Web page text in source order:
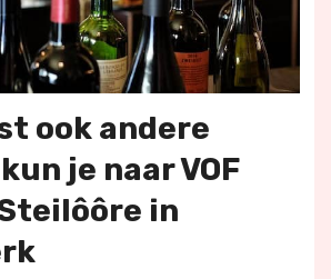
ook andere
je naar VOF
in